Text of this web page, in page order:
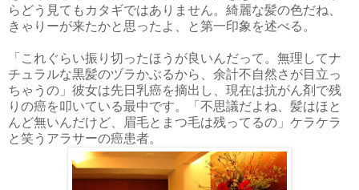
らどう見てもカタギではありません。綺麗な髪の色だね、
きゃりーが来たかと思ったよ、と第一印象を述べる。
「これぐらい振り切ったほうが良いんだって。無理してナ
チュラルな黒髪のヅラかぶるから、余計不自然さが目立っ
ちゃうの」彼女は先日乳癌を摘出し、現在は抗がん剤で残
りの癌を叩いている最中です。「不思議だよね、髪はほと
んど無いんだけど、眉毛とまつ毛は残ってるの」ケラケラ
と笑うアラサーの癌患者。